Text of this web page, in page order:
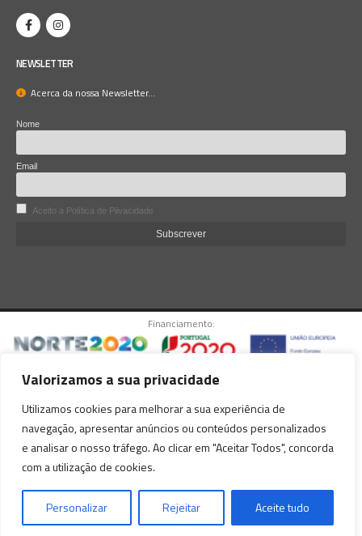
Valorizamos a sua privacidade
Utilizamos cookies para melhorar a sua experiência de
navegação, apresentar anúncios ou conteúdos personalizados
e analisar o nosso tráfego. Ao clicar em "Aceitar Todos", concorda
com a utilização de cookies.
Personalizar Rejeitar Aceite tudo
NEWSLETTER
Acerca da nossa Newsletter...
Nome
Email
Aceito a Política de Piivacidade
Este website está protegido pelo reCAPTCHA Enterprise e pelo Google.
Aplicam-se aPolítica de Privacidadee osTermos de Serviçodo Google.
Financiamento: